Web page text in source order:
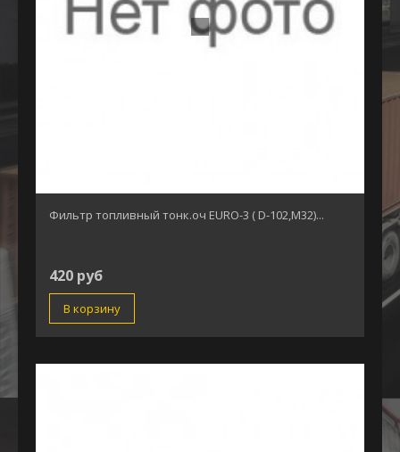
Фильтр топливный тонк.оч EURO-3 ( D-102,М32)...
420 руб
В корзину